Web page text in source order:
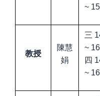
~
教授
陳慧
娟
三
~
四
~